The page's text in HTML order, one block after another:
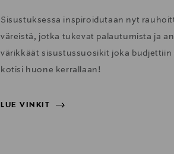
Sisustuksessa inspiroidutaan nyt
väreistä, jotka tukevat palautumista ja
värikkäät sisustussuosikit joka budjettiin
kotisi huone kerrallaan!
LUE VINKIT